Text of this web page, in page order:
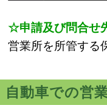
☆申請及び問合せ
営業所を所管する
自動車での営